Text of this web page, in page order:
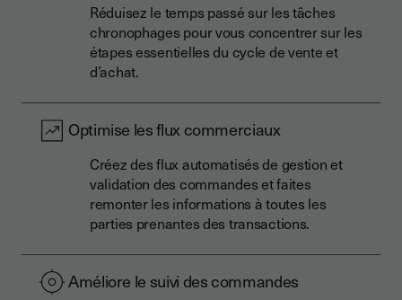
Réduisez le temps passé sur les tâches
chronophages pour vous concentrer sur les
étapes essentielles du cycle de vente et
d’achat.
Optimise les flux commerciaux
Créez des flux automatisés de gestion et
validation des commandes et faites
remonter les informations à toutes les
parties prenantes des transactions.
Améliore le suivi des commandes